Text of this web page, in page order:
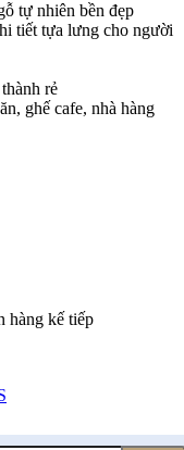
tự nhiên bền đẹp
tiết tựa lưng cho người
rẻ
ghế cafe, nhà hàng
hàng kế tiếp